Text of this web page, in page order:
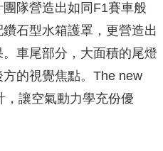
隊營造出如同F1賽車般
石型水箱護罩，更營造出
車尾部分，大面積的尾燈
的視覺焦點。The new
，讓空氣動力學充份優